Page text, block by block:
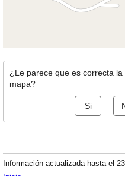
¿Le parece que es correcta
mapa?
Si
Información actualizada hasta el